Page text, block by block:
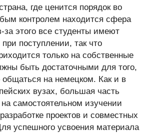
где ценится порядок во
контролем находится сфера
за этого все студенты имеют
поступлении, так что
только на собственные
быть достаточными для того,
общаться на немецком. Как и в
вузах, большая часть
самостоятельном изучении
проектов и совместных
успешного усвоения материала